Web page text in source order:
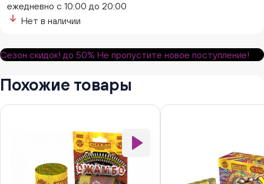
ежедневно с 10:00 до 20:00
Нет в наличии
Сезон скидок! до 50% Не пропустите новое поступление!
Похожие товары